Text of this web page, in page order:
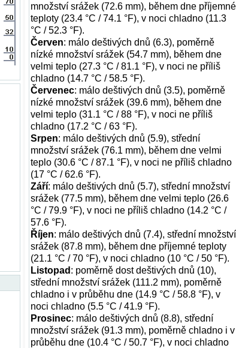
množství srážek (72.6 mm), během dne příjemné
teploty (23.4 °C / 74.1 °F), v noci chladno (11.3
°C / 52.3 °F).
Červen: málo deštivých dnů (6.3), poměrně
nízké množství srážek (54.7 mm), během dne
velmi teplo (27.3 °C / 81.1 °F), v noci ne příliš
chladno (14.7 °C / 58.5 °F).
Červenec: málo deštivých dnů (3.5), poměrně
nízké množství srážek (39.6 mm), během dne
velmi teplo (31.1 °C / 88 °F), v noci ne příliš
chladno (17.2 °C / 63 °F).
Srpen: málo deštivých dnů (5.9), střední
množství srážek (76.1 mm), během dne velmi
teplo (30.6 °C / 87.1 °F), v noci ne příliš chladno
(17 °C / 62.6 °F).
Září: málo deštivých dnů (5.7), střední množství
srážek (77.5 mm), během dne velmi teplo (26.6
°C / 79.9 °F), v noci ne příliš chladno (14.2 °C /
57.6 °F).
Říjen: málo deštivých dnů (7.4), střední množství
srážek (87.8 mm), během dne příjemné teploty
(21.1 °C / 70 °F), v noci chladno (10 °C / 50 °F).
Listopad : poměrně dost deštivých dnů (10),
střední množství srážek (111.2 mm), poměrně
chladno i v průběhu dne (14.9 °C / 58.8 °F), v
noci chladno (5.5 °C / 41.9 °F).
Prosinec: málo deštivých dnů (8.8), střední
množství srážek (91.3 mm), poměrně chladno i v
průběhu dne (10.4 °C / 50.7 °F), v noci chladno